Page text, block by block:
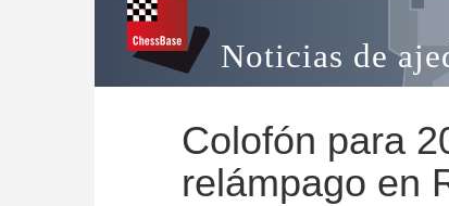
Noticias de
Colofón para
relámpago en